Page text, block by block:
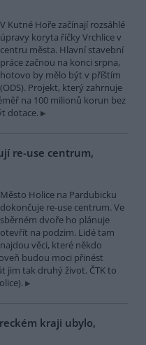
V Kutné Hoře začínají rozsáhlé
úpravy koryta říčky Vrchlice v
centru města. Hlavní stavební
práce začnou na konci srpna,
hotovo by mělo být v příštím
Projekt, který zahrnuje
na 100 milionů korun bez
dotace.
re-use centrum,
Město Holice na Pardubicku
dokončuje re-use centrum. Ve
sběrném dvoře ho plánuje
otevřít na podzim. Lidé tam
najdou věci, které někdo
budou moci přinést
jim tak druhý život. ČTK to
kraji ubylo,